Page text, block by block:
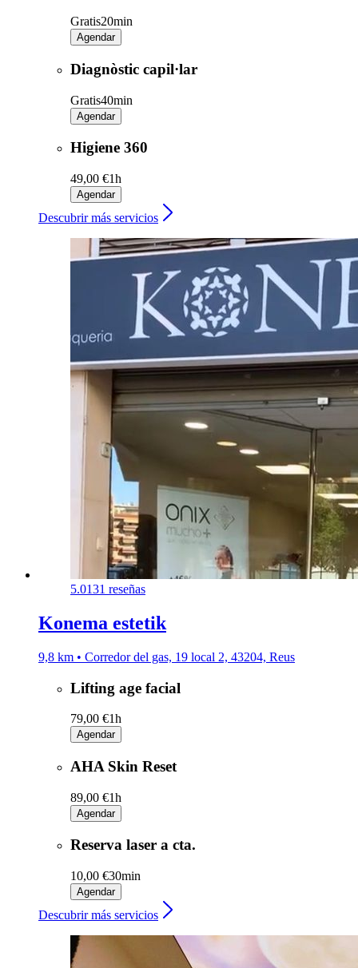
Gratis20min
Agendar
Diagnòstic capil·lar
Gratis40min
Agendar
Higiene 360
49,00 €1h
Agendar
Descubrir más servicios
5.0131 reseñas
Konema estetik
9,8 km • Corredor del gas, 19 local 2, 43204, Reus
Lifting age facial
79,00 €1h
Agendar
AHA Skin Reset
89,00 €1h
Agendar
Reserva laser a cta.
10,00 €30min
Agendar
Descubrir más servicios